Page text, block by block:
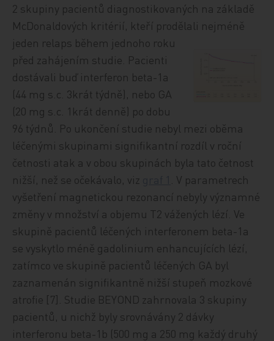
2 skupiny pacientů diagnostikovaných na základě
McDonaldových kritérií, kteří prodělali nejméně
jeden relaps během jednoho roku
před zahájením studie. Pacienti
dostávali buď interferon beta-1a
(44 mg s.c. 3krát týdně), nebo GA
(20 mg s.c. 1krát denně) po dobu
96 týdnů. Po ukončení studie nebyl mezi oběma
léčenými skupinami signifikantní rozdíl v roční
četnosti atak a v obou skupinách byla tato četnost
nižší, než se očekávalo, viz
. V parametrech
vyšetření magnetickou rezonancí nebyly významné
změny v množství a objemu T2 vážených lézí. Ve
skupině pacientů léčených interferonem beta-1a
se vyskytlo méně gadolinium enhancujících lézí,
zatímco ve skupině pacientů léčených GA byl
zaznamenán signifikantně nižší stupeň mozkové
atrofie [7]. Studie BEYOND zahrnovala 3 skupiny
pacientů, u nichž byly srovnávány 2 dávky
interferonu beta-1b (500 mg a 250 mg každý druhý